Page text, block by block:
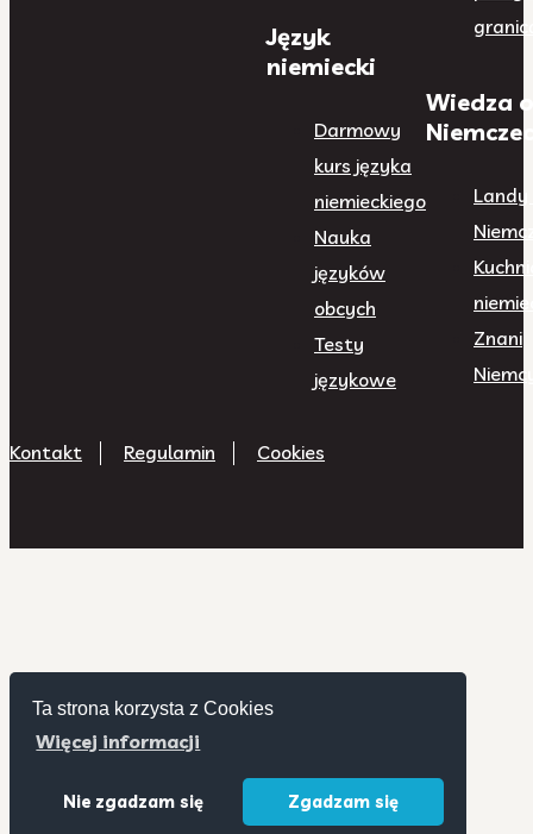
Ta strona korzysta z Cookies
Więcej informacji
Nie zgadzam się Zgadzam się
Język
niemiecki
Darmowy
kurs języka
niemieckiego
Nauka
języków
obcych
Testy
językowe
Wiedza o
Znani
Kontakt Regulamin Cookies